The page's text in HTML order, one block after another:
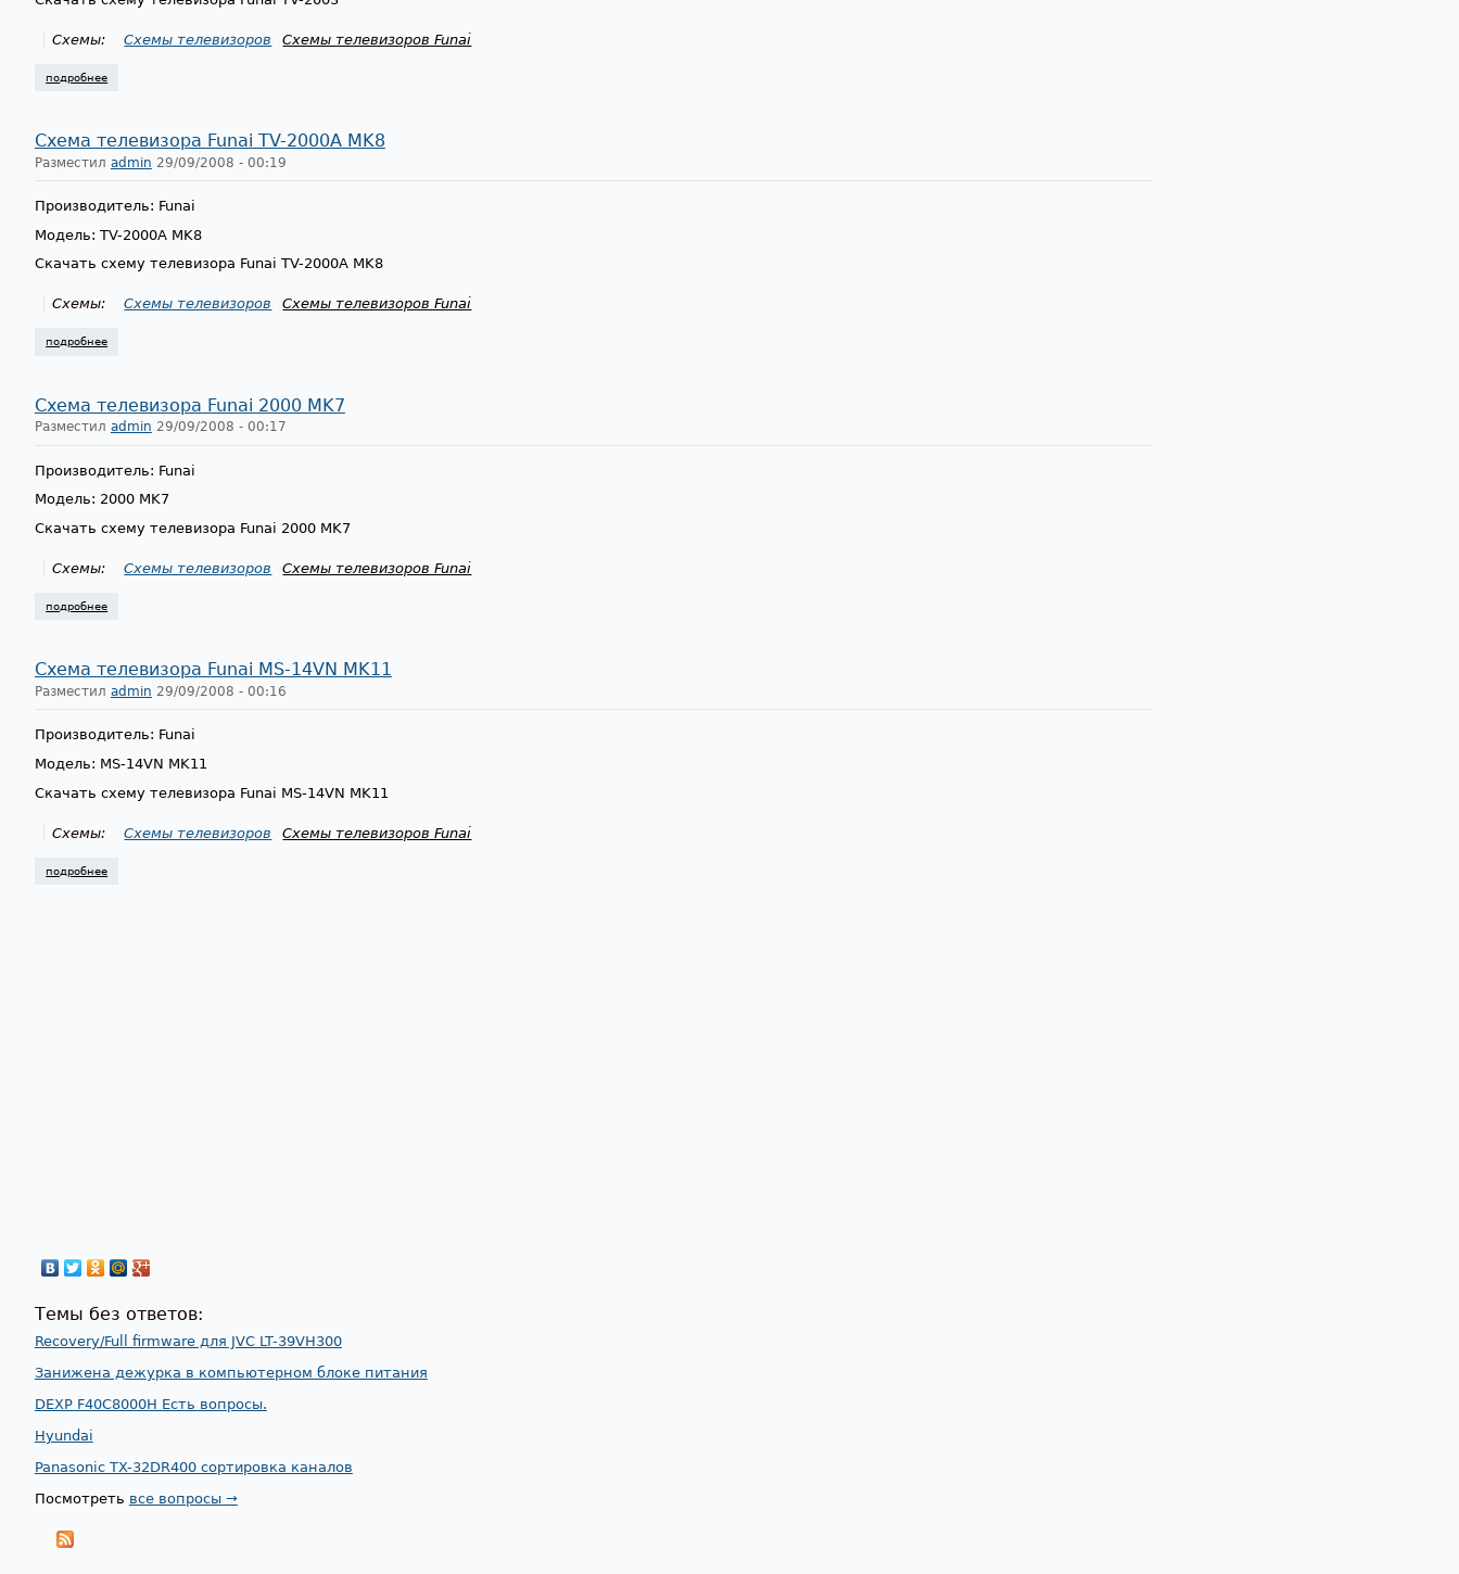
Схемы: Схемы телевизоров Схемы телевизоров Funai
подробнее
Схема телевизора Funai TV-2000A MK8
Разместил admin 29/09/2008 - 00:19
Производитель: Funai
Модель: TV-2000A MK8
Скачать схему телевизора Funai TV-2000A MK8
Схемы: Схемы телевизоров Схемы телевизоров Funai
подробнее
Схема телевизора Funai 2000 MK7
Разместил admin 29/09/2008 - 00:17
Производитель: Funai
Модель: 2000 MK7
Скачать схему телевизора Funai 2000 MK7
Схемы: Схемы телевизоров Схемы телевизоров Funai
подробнее
Схема телевизора Funai MS-14VN MK11
Разместил admin 29/09/2008 - 00:16
Производитель: Funai
Модель: MS-14VN MK11
Скачать схему телевизора Funai MS-14VN MK11
Схемы: Схемы телевизоров Схемы телевизоров Funai
подробнее
Темы без ответов:
Recovery/Full firmware для JVC LT-39VH300
Занижена дежурка в компьютерном блоке питания
DEXP F40C8000H Есть вопросы.
Hyundai
Panasonic TX-32DR400 сортировка каналов
Посмотреть все вопросы →